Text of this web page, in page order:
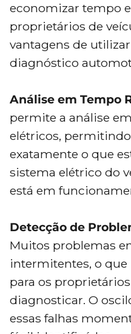
economizar tempo
proprietários de
vantagens de
diagnóstico
Análise em Tempo
permite a análise
elétricos,
exatamente o que
sistema elétrico do
está em
Detecção de
Muitos problemas
intermitentes, o
para os
diagnosticar. O
essas falhas